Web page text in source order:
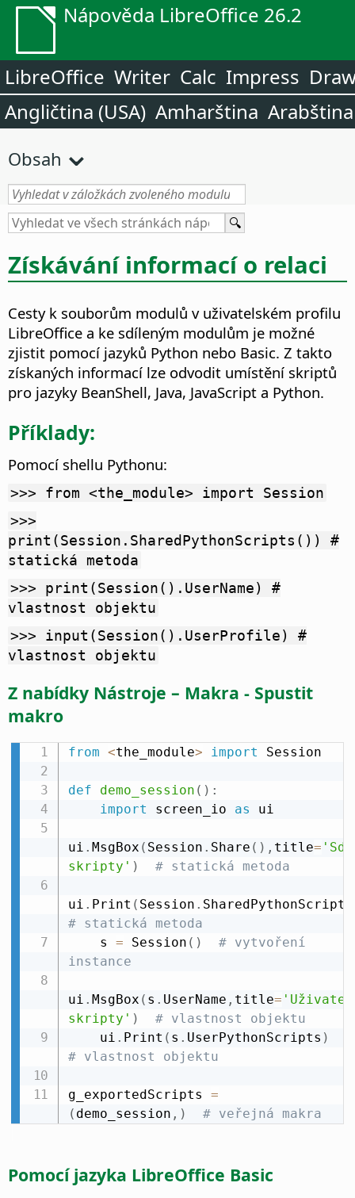
Nápověda LibreOffice 26.2
LibreOffice Writer Calc Impress
Angličtina (USA) Amharština Arabština
Obsah
Získávání informací o relaci
Cesty k souborům modulů v uživatelském profilu
LibreOffice a ke sdíleným modulům je možné
zjistit pomocí jazyků Python nebo Basic. Z takto
získaných informací lze odvodit umístění skriptů
pro jazyky BeanShell, Java, JavaScript a Python.
Příklady:
Pomocí shellu Pythonu:
>>> from <the_module> import Session
>>>
print(Session.SharedPythonScripts()) #
statická metoda
>>> print(Session().UserName) #
vlastnost objektu
>>> input(Session().UserProfile) #
vlastnost objektu
Z nabídky Nástroje – Makra - Spustit
makro
from <the_module> import Session
def demo_session ( ) :
import screen_io as ui
ui . MsgBox ( Session . Share ( ) , title=
skripty' ) # statická metoda
ui . Print ( Session . SharedPythonScripts
# statická metoda
    s
= Session ( )
# vytvoření
instance
ui . MsgBox ( s . UserName , title=
skripty' )
# vlastnost objektu
    ui
. Print ( s . UserPythonScripts )
# vlastnost objektu
g_exportedScripts =
( demo_session , ) # veřejná makra
Pomocí jazyka LibreOffice Basic